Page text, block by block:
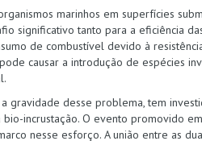
marinhos em superfícies
significativo tanto para a eficiência
de combustível devido à
causar a introdução de espécies
a gravidade desse problema, tem
incrustação. O evento promovido
nesse esforço. A união entre as